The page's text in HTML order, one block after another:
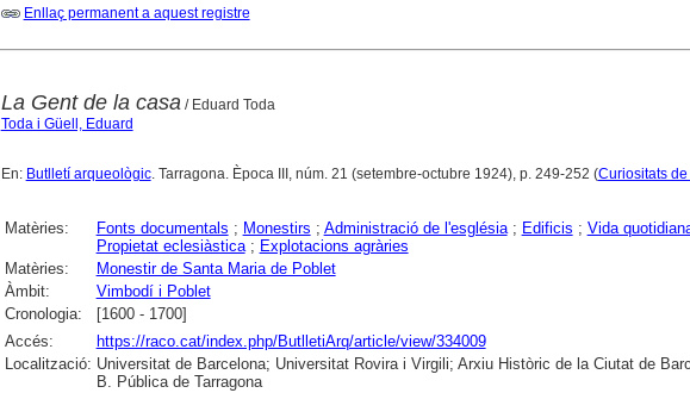
Enllaç permanent a aquest registre
La Gent de la casa / Eduard Toda
Toda i Güell, Eduard
En: Butlletí arqueològic. Tarragona. Època III, núm. 21 (setembre-octubre 1924), p. 249-252 (Curiositats
Matèries: Fonts documentals ; Monestirs ; Administració de l'església; Edificis ; Vida
Propietat eclesiàstica; Explotacions agràries
Matèries:
Monestir de Santa Maria de Poblet
Àmbit:
Vimbodí i Poblet
Cronologia:
[1600 - 1700]
Accés:
https://raco.cat/index.php/ButlletiArq/article/view/334009
Localització: Universitat de Barcelona; Universitat Rovira i Virgili; Arxiu Històric de la Ciutat de
B. Pública de Tarragona